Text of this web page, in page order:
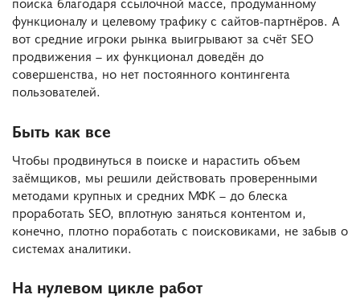
функционалу и целевому трафику с сайтов-партнёров. А
вот средние игроки рынка выигрывают за счёт SEO
продвижения – их функционал доведён до
совершенства, но нет постоянного контингента
пользователей.
Быть как все
Чтобы продвинуться в поиске и нарастить объем
заёмщиков, мы решили действовать проверенными
методами крупных и средних МФК – до блеска
проработать SEO, вплотную заняться контентом и,
конечно, плотно поработать с поисковиками, не забыв о
системах аналитики.
На нулевом цикле работ